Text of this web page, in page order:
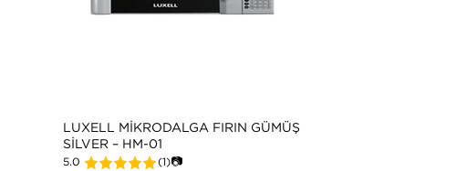
LUXELL MIKRODALGA FIRIN GÜMÜŞ
SILVER – HM-01
5.0 (1)📷